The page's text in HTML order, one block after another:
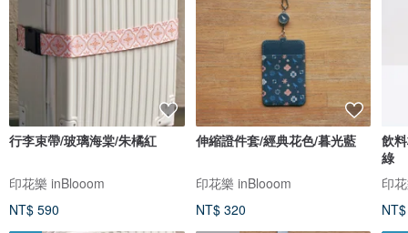
行李束帶/玻璃海棠/朱橘紅
印花樂 inBlooom
NT$ 590
伸縮證件套/經典花色/暮光藍
印花樂 inBlooom
NT$ 320
飲
綠
印